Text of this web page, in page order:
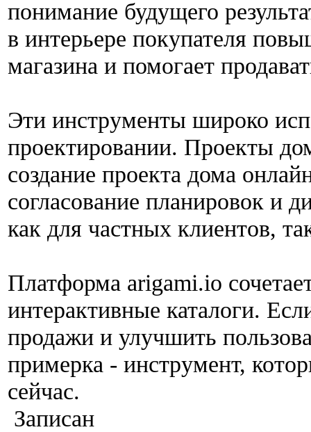
понимание будущего
в интерьере покупателя
магазина и помогает
Эти инструменты широко
проектировании. Проекты
создание проекта дома
согласование планировок и
как для частных клиентов,
Платформа arigami.io
интерактивные каталоги.
продажи и улучшить
примерка - инструмент,
сейчас.
Записан